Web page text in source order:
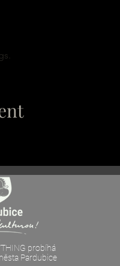
probíhá
Pardubice